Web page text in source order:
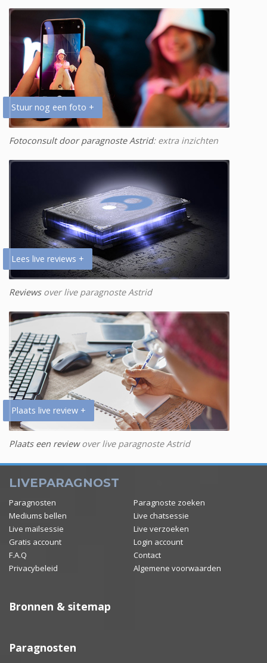
Stuur nog een foto +
Fotoconsult door paragnoste Astrid: extra inzichten
Lees live reviews +
Reviewsover live paragnoste Astrid
Plaats live review +
Plaats een reviewover live paragnoste Astrid
LIVEPARAGNOST
Paragnosten
Paragnoste zoeken
Mediums bellen
Live chatsessie
Live mailsessie
Live verzoeken
Gratis account
Login account
F.A.Q
Contact
Privacybeleid
Algemene voorwaarden
Bronnen & sitemap
Paragnosten